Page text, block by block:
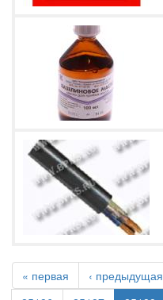
« первая ‹ предыдущая